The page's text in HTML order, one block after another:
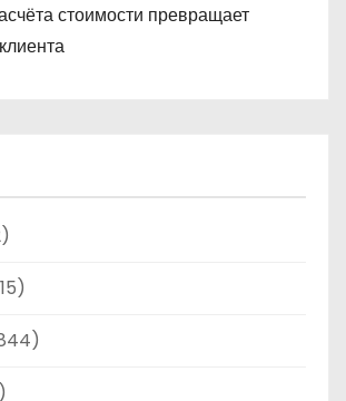
стоимости превращает